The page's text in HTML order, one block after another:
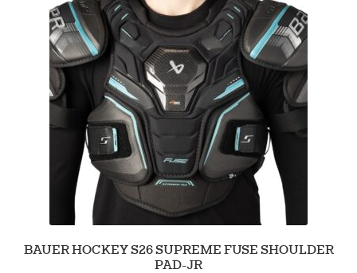
BAUER HOCKEY S26 SUPREME FUSE SHOULDER
PAD-JR